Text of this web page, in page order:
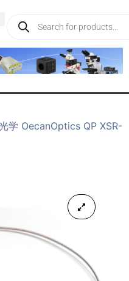
学 OecanOptics QP XSR-